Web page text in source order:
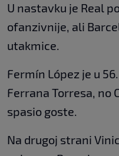
U nastavku je Real
ofanzivnije, ali
utakmice.
Fermín López je u
Ferrana Torresa, no
spasio goste.
Na drugoj strani